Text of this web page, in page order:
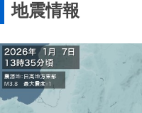
地震情報